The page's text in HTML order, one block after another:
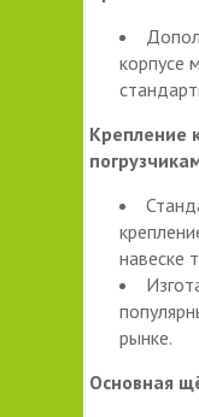
корпусе
Крепление
навеске
рынке.
Основная